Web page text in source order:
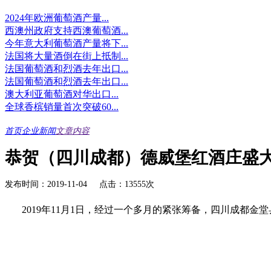
2024年欧洲葡萄酒产量...
西澳州政府支持西澳葡萄酒...
今年意大利葡萄酒产量将下...
法国将大量酒倒在街上抵制...
法国葡萄酒和烈酒去年出口...
法国葡萄酒和烈酒去年出口...
澳大利亚葡萄酒对华出口...
全球香槟销量首次突破60...
首页企业新闻文章内容
恭贺（四川成都）德威堡红酒庄盛
发布时间：2019-11-04 点击：13555次
2019年11 月 1 日，经过一个多月的紧张筹备，四川成都金